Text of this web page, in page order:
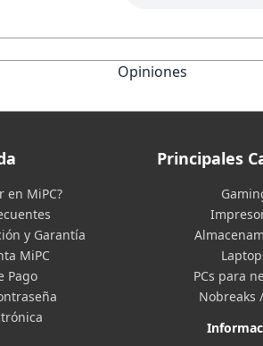
Opiniones
en MiPC?
y Garantía
MiPC
Pago
Principales
PCs para
Nobreaks